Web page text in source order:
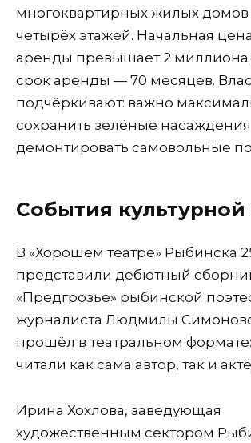
многоквартирных жилых домов
четырёх этажей. Начальная
аренды превышает 2 миллиона
срок аренды — 70 месяцев.
подчёркивают: важно
сохранить зелёные насаждения
демонтировать самовольные
События
В «Хорошем театре» Рыбинска
представили дебютный
«Предгрозье» рыбинской
журналиста Людмилы
прошёл в театральном формате:
читали как сама автор, так и
Ирина Хохлова, заведующая
художественным сектором